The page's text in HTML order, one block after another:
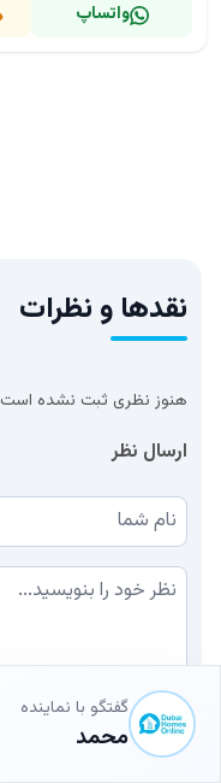
گفتگو با نماینده
محمد
واتساپ
نقدها و نظرات
هنوز نظری ثبت نشده است
ارسال نظر
نام شما
نظر شما